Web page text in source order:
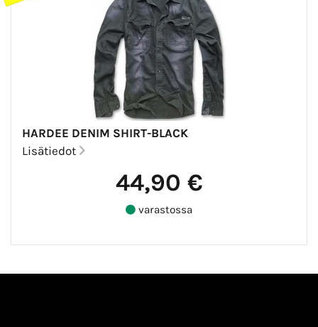
HARDEE DENIM SHIRT-BLACK
Lisätiedot
44,90 €
varastossa